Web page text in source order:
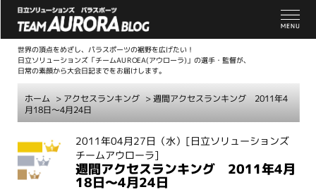
世界の頂点をめざし、パラスポーツの裾野を広げたい！
日立ソリューションズ「チームAUROEA(アウローラ)」の選手・監督が、
日常の素顔から大会日記までをお届けします。
ホーム > アクセスランキング > 週間アクセスランキング 2011年4
月18日～4月24日
2011年04月27日（水） [日立ソリューションズ
チームアウローラ]
週間アクセスランキング 2011年4月
18日～4月24日